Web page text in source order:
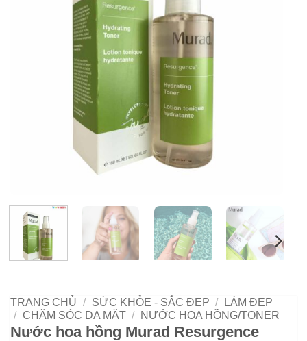
TRANG CHỦ / SỨC KHỎE - SẮC ĐẸP /
LÀM ĐẸP
/
CHĂM SÓC DA MẶT / NƯỚC HOA HỒNG/TONER
Nước hoa hồng Murad Resurgence